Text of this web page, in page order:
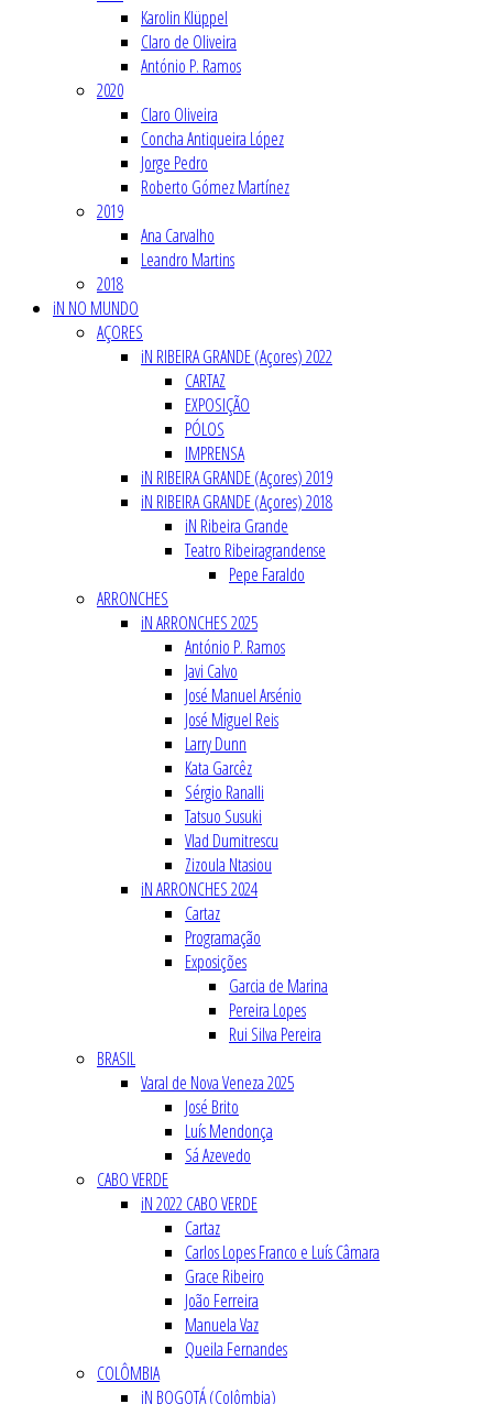
Karolin Klüppel
Claro de Oliveira
António P. Ramos
2020
Claro Oliveira
Concha Antiqueira López
Jorge Pedro
Roberto Gómez Martínez
2019
Ana Carvalho
Leandro Martins
2018
iN NO MUNDO
AÇORES
iN RIBEIRA GRANDE (Açores) 2022
CARTAZ
EXPOSIÇÃO
PÓLOS
IMPRENSA
iN RIBEIRA GRANDE (Açores) 2019
iN RIBEIRA GRANDE (Açores) 2018
iN Ribeira Grande
Teatro Ribeiragrandense
Pepe Faraldo
ARRONCHES
iN ARRONCHES 2025
António P. Ramos
Javi Calvo
José Manuel Arsénio
José Miguel Reis
Larry Dunn
Kata Garcêz
Sérgio Ranalli
Tatsuo Susuki
Vlad Dumitrescu
Zizoula Ntasiou
iN ARRONCHES 2024
Cartaz
Programação
Exposições
Garcia de Marina
Pereira Lopes
Rui Silva Pereira
BRASIL
Varal de Nova Veneza 2025
José Brito
Luís Mendonça
Sá Azevedo
CABO VERDE
iN 2022 CABO VERDE
Cartaz
Carlos Lopes Franco e Luís Câmara
Grace Ribeiro
João Ferreira
Manuela Vaz
Queila Fernandes
COLÔMBIA
iN BOGOTÁ (Colômbia)